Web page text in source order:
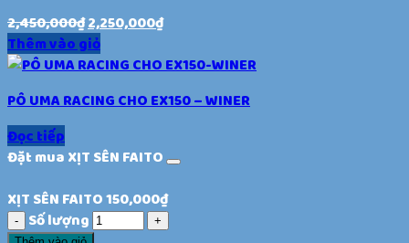
2,450,000₫2,250,000₫
Thêm vào giỏ
PÔ UMA RACING CHO EX150 – WINER
Đọc tiếp
Đặt mua XỊT SÊN FAITO
XỊT SÊN FAITO150,000₫
Số lượng